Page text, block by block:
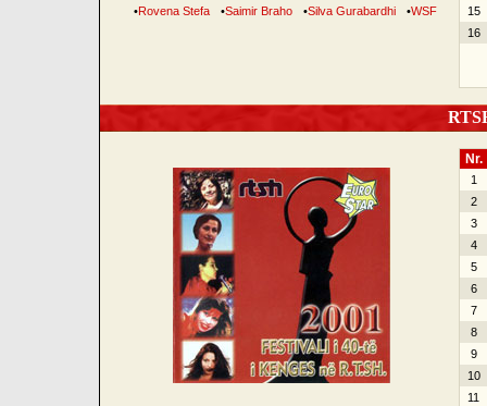
•Rovena Stefa •Saimir Braho •Silva Gurabardhi •WSF
15
16
Nr.
1
2
3
4
5
6
7
8
9
10
11